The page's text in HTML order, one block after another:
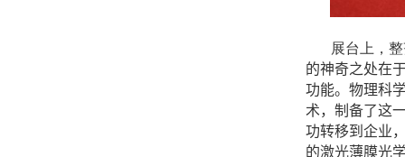
展台上，
的神奇之处在
功能。物理科
术，制备了这
功转移到企业
的激光薄膜光